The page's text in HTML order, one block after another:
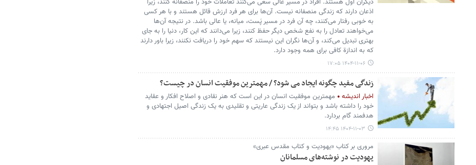
دیگران اول هستند. افراد در مسیر عالی سعی می‌کنند تعاملات خود را منصفانه کنند، زیرا
اذعان دارند که زندگی منصفانه نیست. آن‌ها برای هر فرد ارزش قائل هستند و با هر کسی
به خوبی رفتار می‌کنند، چه آن فرد در مسیر پَست، میانه، یا عالی باشد. در نتیجه آن‌ها
می‌خواهند تعادل را به نفع شخص دیگر حفظ کنند، زیرا می‌دانند که این کار، دنیا را به جای
بهتری تبدیل می‌کند، و آن‌ها نگران این نیستند که سهم خود را دریافت نکنند، زیرا باور دارند
که به اندازة کافی برای همه وجود دارد.
۱۴۰۴-۱۱-۰۶ ۱۷:۰۵
زندگی مفید چگونه ایجاد می شود؟ / مهمترین موفقیت انسان در چیست؟
اخبار اندیشه
مهمترین موفقیت انسان در این است که هنر نقادی و اصلاح افکار و عقاید
خود را داشته باشد و بتواند از یک زندگی عاریتی و تقلیدی به یک زندگی اصیل اجتهادی و
هدفمند گام بردارد.
۱۴۰۴-۱۱-۰۳ ۱۴:۴۵
مروری بر کتاب «یهودیت و کتاب مقدس عبری»
یهودیت در نوشته‌های مسلمانان